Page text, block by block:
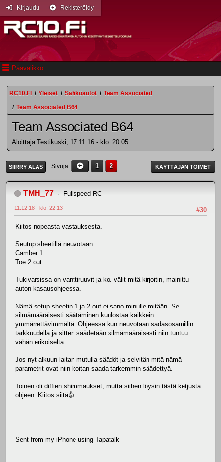
Päävalikko
Kirjaudu Rekisteröidy
RC10.FI / Yleiset / Sähköautot / Team Associated
/ Team Associated B64
Team Associated B64
Aloittaja Testikuski, 17.11.16 - klo: 20.05
SIIRRY ALAS Sivuja 1 2 KÄYTTÄJÄN TOIMET
TMH_77 Fullspeed RC
#30
11.12.18 - klo: 22.13
Kiitos nopeasta vastauksesta.
Seutup sheetillä neuvotaan:
Camber 1
Toe 2 out
Tukivarsissa on vanttiruuvit ja ko. välit mitä kirjoitin, mainittu
auton kasausohjeessa.
Nämä setup sheetin 1 ja 2 out ei sano minulle mitään. Se
silmämääräisesti säätäminen kuulostaa kaikkein
ymmärrettävimmältä. Ohjeessa kun neuvotaan sadasosamillin
tarkkuudella ja sitten säädetään silmämääräisesti niin tuntuu
vähän erikoiselta.
Jos nyt alkuun laitan mutulla säädöt ja selvitän mitä nämä
parametrit ovat niin koitan saada tarkemmin säädettyä.
Toinen oli diffien shimmaukset, mutta siihen löysin tästä ketjusta
ohjeen. Kiitos siitä👍
Sent from my iPhone using Tapatalk